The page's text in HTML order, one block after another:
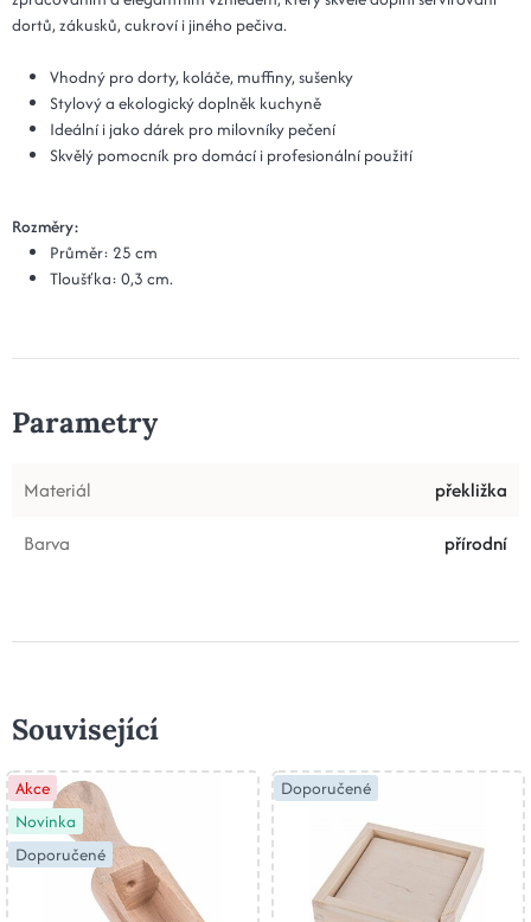
dortů, zákusků, cukroví i jiného pečiva.
Vhodný pro dorty, koláče, muffiny, sušenky
Stylový a ekologický doplněk kuchyně
Ideální i jako dárek pro milovníky pečení
Skvělý pomocník pro domácí i profesionální použití
Rozměry:
Průměr: 25 cm
Tloušťka: 0,3 cm.
Parametry
Materiál
překližka
Barva
přírodní
Související
Akce
Novinka
Doporučené
Doporučené